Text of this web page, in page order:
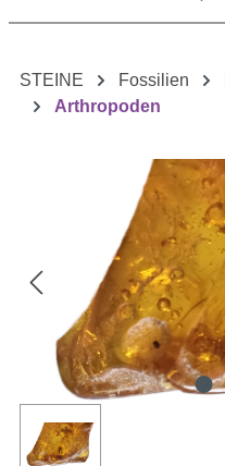
STEINE Fossilien
Arthropoden